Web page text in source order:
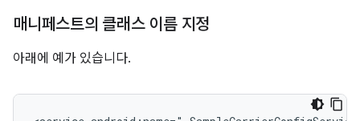
매니페스트의 클래스 이름 지정
아래에 예가 있습니다.